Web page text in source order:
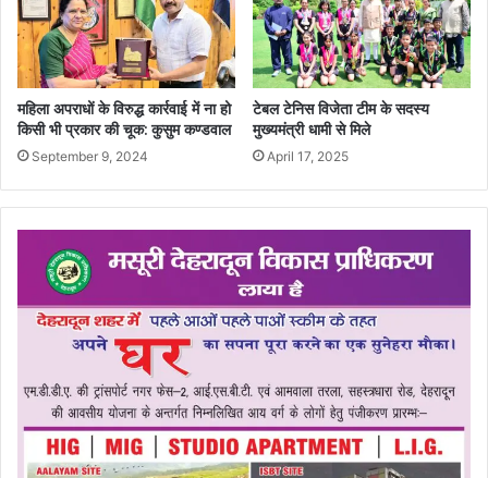
महिला अपराधों के विरुद्ध कार्रवाई में ना हो
किसी भी प्रकार की चूक: कुसुम कण्डवाल
September 9, 2024
टेबल टेनिस विजेता टीम के सदस्य
मुख्यमंत्री धामी से मिले
April 17, 2025